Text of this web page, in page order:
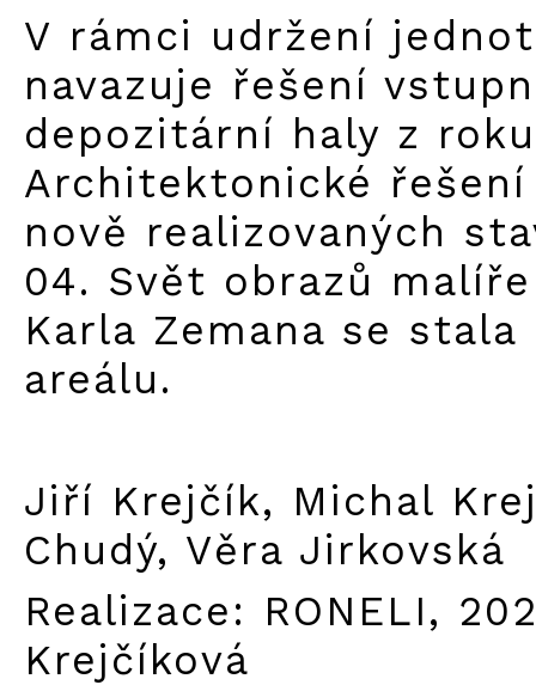
V rámci udržení
navazuje řešení
depozitární haly z
Architektonické
nově realizovaných
04. Svět obrazů
Karla Zemana se
areálu.
Jiří Krejčík, Michal
Chudý, Věra Jirkovská
Realizace: RONELI,
Krejčíková